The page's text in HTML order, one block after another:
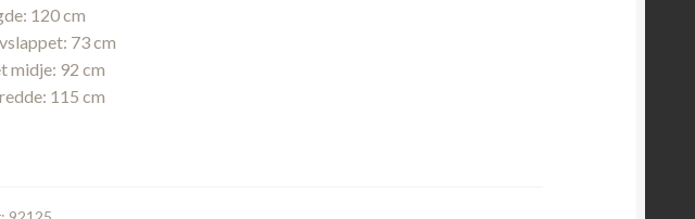
120 cm
73 cm
midje: 92 cm
115 cm